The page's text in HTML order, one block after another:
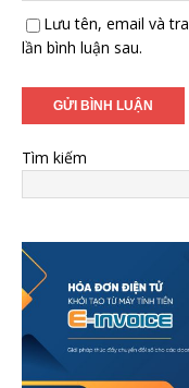
Lưu tên, email và
lần bình luận sau.
Tìm kiếm